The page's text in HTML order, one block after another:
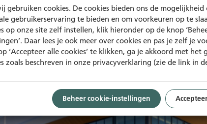
gebruiken cookies. De cookies bieden ons de mogelijkheid
gebruikerservaring te bieden en om voorkeuren op te
op onze site zelf instellen, klik hieronder op de knop
Daar lees je ook meer over cookies en pas je zelf je
‘Accepteer alle cookies’ te klikken, ga je akkoord met het
zoals beschreven in onze privacyverklaring (zie de link in
Beheer cookie-instellingen